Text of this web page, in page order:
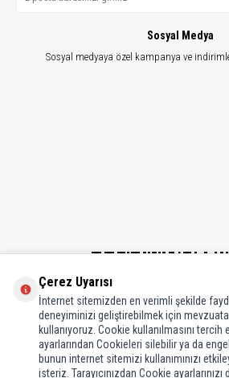
Sosyal Medya
Sosyal medyaya özel kampanya ve
Bilgiler
Müşteri Hizmetleri
Çerez Uyarısı
İnternet sitemizden en verimli şekilde
deneyiminizi geliştirebilmek için
kullanıyoruz. Cookie kullanılmasını tercih
ayarlarından Cookieleri silebilir ya da
bunun internet sitemizi kullanımınızı
isteriz. Tarayıcınızdan Cookie